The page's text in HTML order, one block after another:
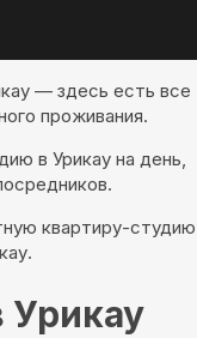
— здесь есть все
проживания.
в Урикау на день,
квартиру-студию
Урикау